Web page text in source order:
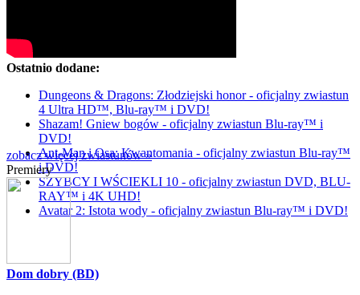
Ostatnio dodane:
Dungeons & Dragons: Złodziejski honor - oficjalny zwiastun
4 Ultra HD™, Blu-ray™ i DVD!
Shazam! Gniew bogów - oficjalny zwiastun Blu-ray™ i
DVD!
Ant-Man i Osa: Kwantomania - oficjalny zwiastun Blu-ray™
i DVD!
SZYBCY I WŚCIEKLI 10 - oficjalny zwiastun DVD, BLU-
RAY™ i 4K UHD!
Avatar 2: Istota wody - oficjalny zwiastun Blu-ray™ i DVD!
zobacz więcej zwiastunów »
Premiery
Dom dobry (BD)